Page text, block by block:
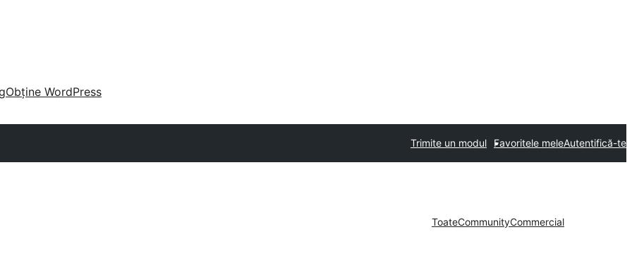
Obține WordPress
Trimite un modul Favoritele meleAutentifică-te
ToateCommunityCommercial